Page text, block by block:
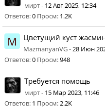
мирт - 12 Авг 2025, 12:34
Ответов:0 Просм: 1.2K
M Цветущий куст
MazmanyanVG -28 Июн
Ответов:0 Просм:948
Требуется помощь
мирт - 15 Мар 2023, 11:46
Ответов: 1 Просм:2.2K